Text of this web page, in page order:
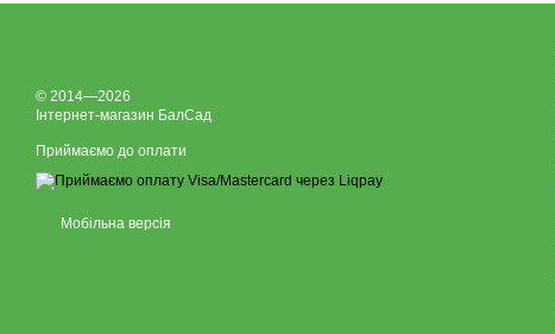
© 2014—2026
Інтернет-магазин БалСад
Приймаємо до оплати
Мобільна версія